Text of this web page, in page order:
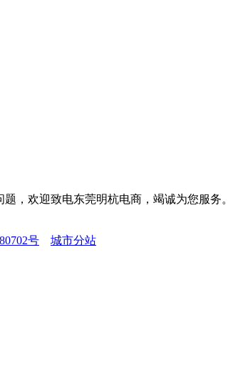
，欢迎致电东莞明杭电商，竭诚为您服务。
号 城市分站